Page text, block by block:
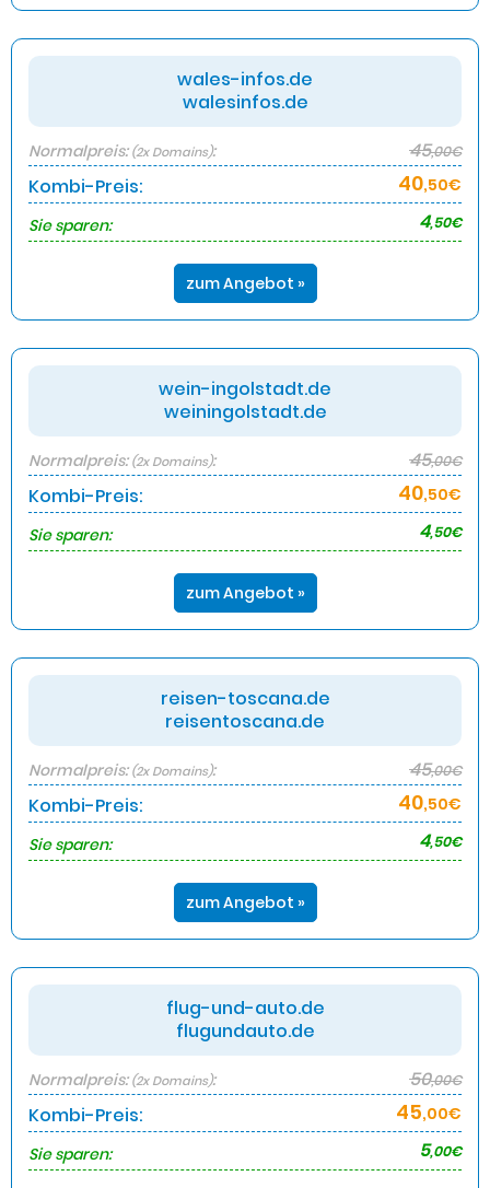
wales-infos.de
walesinfos.de
Normalpreis:(2x Domains): 45,00€
Kombi-Preis: 40,50€
Sie sparen:
4,50€
zum Angebot »
wein-ingolstadt.de
weiningolstadt.de
Normalpreis:(2x Domains): 45,00€
Kombi-Preis: 40,50€
Sie sparen:
4,50€
zum Angebot »
reisen-toscana.de
reisentoscana.de
Normalpreis:(2x Domains): 45,00€
Kombi-Preis: 40,50€
Sie sparen:
4,50€
zum Angebot »
flug-und-auto.de
flugundauto.de
Normalpreis:(2x Domains): 50,00€
Kombi-Preis: 45,00€
Sie sparen:
5,00€